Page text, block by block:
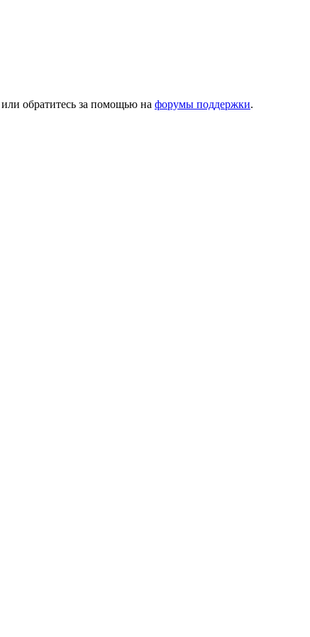
или обратитесь за помощью на форумы поддержки.